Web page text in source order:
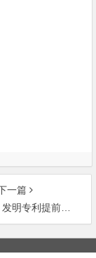
一篇
提前公布‌的主要好处